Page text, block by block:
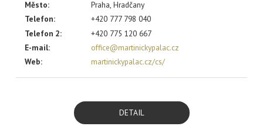
Město:
Praha, Hradčany
Telefon:
+420 777 798 040
Telefon 2:
+420 775 120 667
E-mail:
office@martinickypalac.cz
Web:
martinickypalac.cz/cs/
DETAIL